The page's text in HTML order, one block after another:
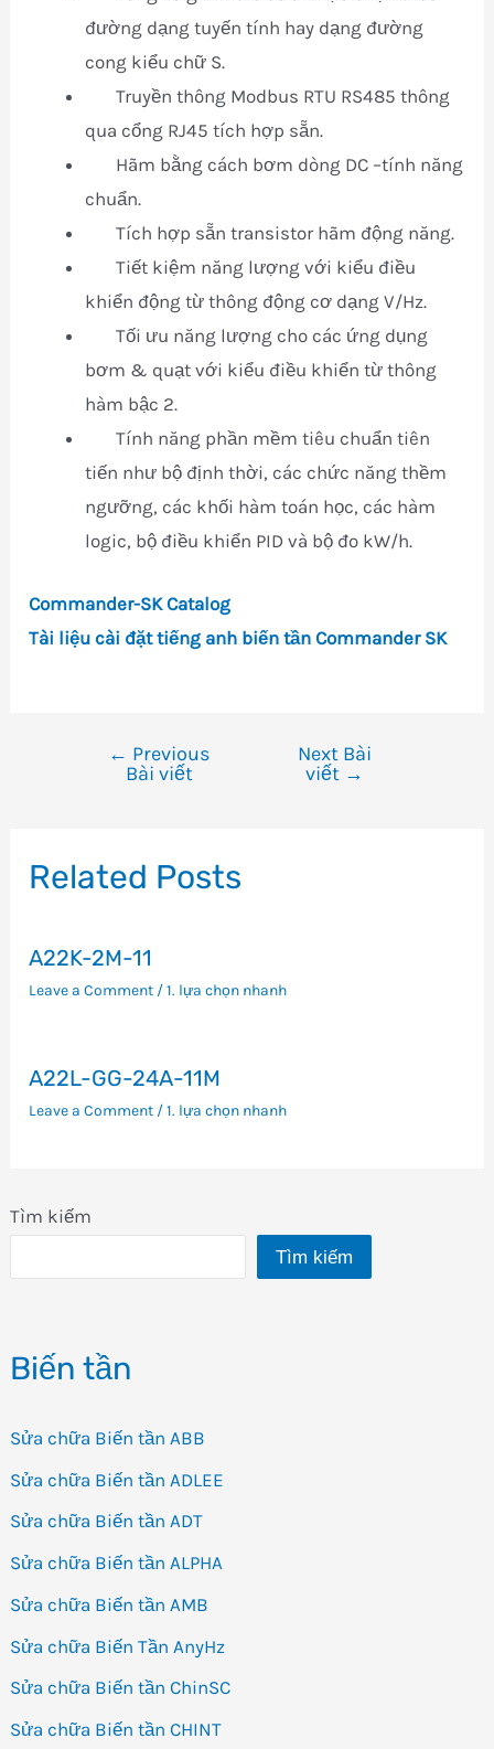
Tìm kiếm
Tìm kiếm
Biến tần
Sửa chữa Biến tần ABB
Sửa chữa Biến tần ADLEE
Sửa chữa Biến tần ADT
Sửa chữa Biến tần ALPHA
Sửa chữa Biến tần AMB
Sửa chữa Biến Tần AnyHz
Sửa chữa Biến tần ChinSC
Sửa chữa Biến tần CHINT
đường dạng tuyến tính hay dạng đường
cong kiểu chữ S.
Truyền thông Modbus RTU RS485 thông
qua cổng RJ45 tích hợp sẵn.
Hãm bằng cách bơm dòng DC –tính năng
chuẩn.
Tích hợp sẵn transistor hãm động năng.
Tiết kiệm năng lượng với kiểu điều
khiển động từ thông động cơ dạng V/Hz.
Tối ưu năng lượng cho các ứng dụng
bơm & quạt với kiểu điều khiển từ thông
hàm bậc 2.
Tính năng phần mềm tiêu chuẩn tiên
tiến như bộ định thời, các chức năng thềm
ngưỡng, các khối hàm toán học, các hàm
logic, bộ điều khiển PID và bộ đo kW/h.
Commander-SK Catalog
Tài liệu cài đặt tiếng anh biến tần Commander SK
viết
← Previous
Bài viết
Next Bài
viết →
Related Posts
A22K-2M-11
Leave a Comment /1. lựa chọn nhanh
A22L-GG-24A-11M
Leave a Comment /1. lựa chọn nhanh